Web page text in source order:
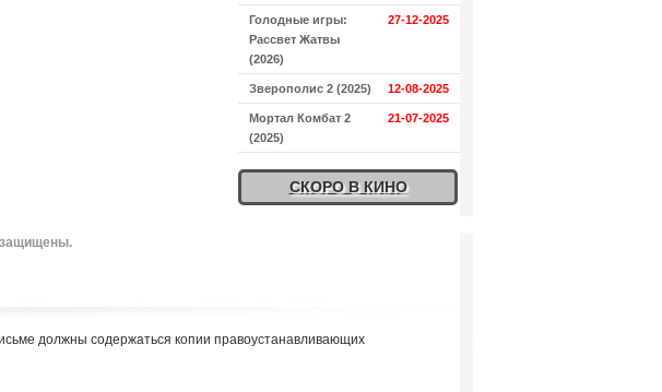
Голодные игры:
Рассвет Жатвы
(2026)
27-12-2025
Зверополис 2 (2025) 12-08-2025
Мортал Комбат 2
(2025)
21-07-2025
СКОРО В КИНО
защищены.
должны содержаться копии правоустанавливающих